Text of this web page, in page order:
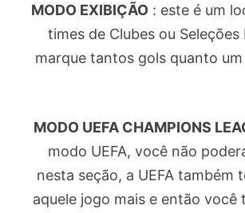
MODO EXIBIÇÃO : este é um
times de Clubes ou
marque tantos gols quanto
MODO UEFA CHAMPIONS
modo UEFA, você não
nesta seção, a UEFA
aquele jogo mais e então